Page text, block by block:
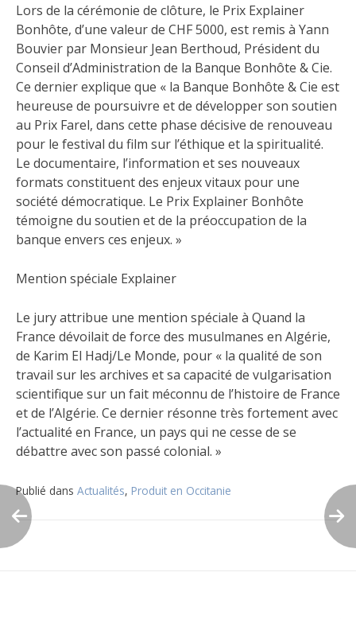
Lors de la cérémonie de clôture, le Prix Explainer
Bonhôte, d’une valeur de CHF 5000, est remis à Yann
Bouvier par Monsieur Jean Berthoud, Président du
Conseil d’Administration de la Banque Bonhôte & Cie.
Ce dernier explique que « la Banque Bonhôte & Cie est
heureuse de poursuivre et de développer son soutien
au Prix Farel, dans cette phase décisive de renouveau
pour le festival du film sur l’éthique et la spiritualité.
Le documentaire, l’information et ses nouveaux
formats constituent des enjeux vitaux pour une
société démocratique. Le Prix Explainer Bonhôte
témoigne du soutien et de la préoccupation de la
banque envers ces enjeux. »
Mention spéciale Explainer
Le jury attribue une mention spéciale à Quand la
France dévoilait de force des musulmanes en Algérie,
de Karim El Hadj/Le Monde, pour « la qualité de son
travail sur les archives et sa capacité de vulgarisation
scientifique sur un fait méconnu de l’histoire de France
et de l’Algérie. Ce dernier résonne très fortement avec
l’actualité en France, un pays qui ne cesse de se
débattre avec son passé colonial. »
Publié dans Actualités, Produit en Occitanie
Navigation